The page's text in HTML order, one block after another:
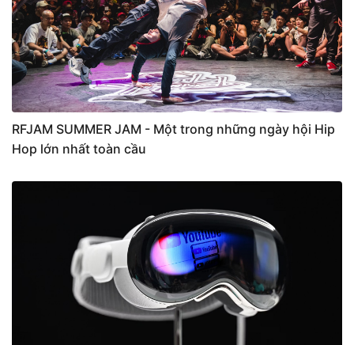
RFJAM SUMMER JAM - Một trong những ngày hội Hip
Hop lớn nhất toàn cầu